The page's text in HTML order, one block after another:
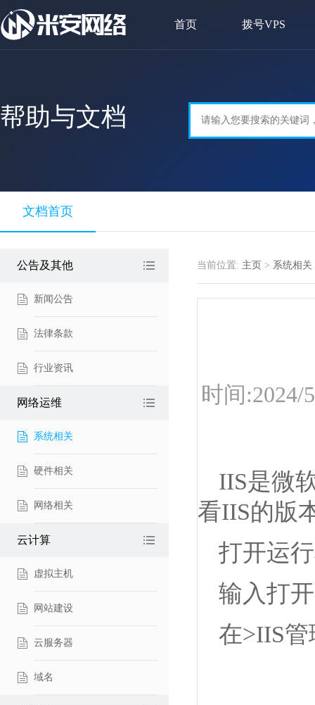
首页 拨号VPS
帮助与文档
文档首页
公告及其他
新闻公告
法律条款
行业资讯
网络运维
系统相关
硬件相关
网络相关
云计算
虚拟主机
网站建设
云服务器
域名
当前位置: 主页 > 系统相关
时间
IIS是微
看IIS的版
打开运
输入打
在>IIS管